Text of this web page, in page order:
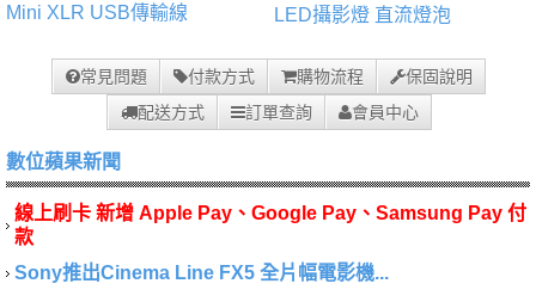
Mini XLR USB傳輸線 LED攝影燈 直流燈泡
常見問題 付款方式 購物流程
保固說明
配送方式
訂單查詢 會員中心
數位蘋果新聞
線上刷卡 新增 Apple Pay、Google Pay、Samsung Pay 付
款
Sony推出Cinema Line FX5 全片幅電影機...